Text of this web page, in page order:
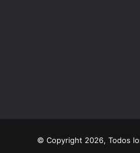
© Copyright 2026, Todos